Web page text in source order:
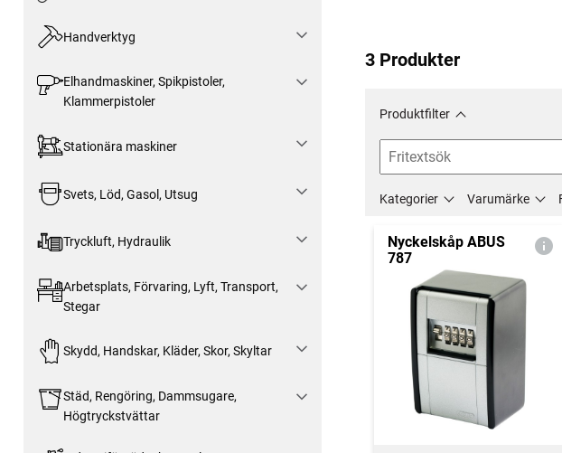
Handverktyg
Elhandmaskiner, Spikpistoler,
Klammerpistoler
Stationära maskiner
Svets, Löd, Gasol, Utsug
Tryckluft, Hydraulik
Arbetsplats, Förvaring, Lyft, Transport,
Stegar
Skydd, Handskar, Kläder, Skor, Skyltar
Städ, Rengöring, Dammsugare,
Högtryckstvättar
3 Produkter
Produktfilter
Kategorier Varumärke
Nyckelskåp ABUS
787